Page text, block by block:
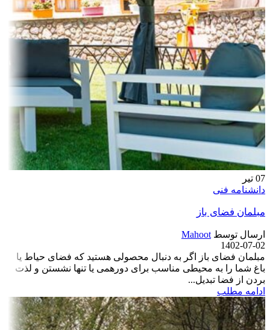
07 تیر
دانشنامه فنی
مبلمان فضای باز
ارسال توسط Mahoot
1402-07-02
مبلمان فضای باز اگر به ‌دنبال محصولی هستید که فضای حیاط یا
باغ شما را به محیطی مناسب برای دورهمی یا تنها نشستن و لذت
بردن از فضا تبدیل...
ادامه مطلب